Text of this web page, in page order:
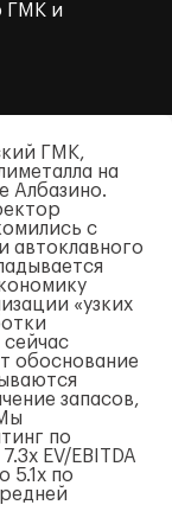
ГМК и
ГМК,
на
Албазино.
с
автоклавного
«узких
обоснование
запасов,
по
EV/EBITDA
5.1x по